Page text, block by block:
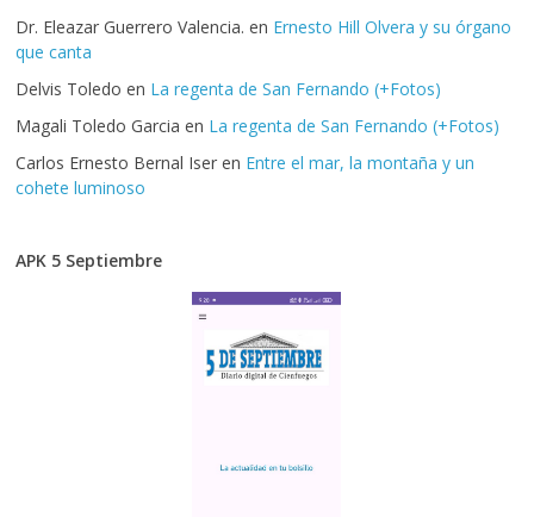
Dr. Eleazar Guerrero Valencia. en Ernesto Hill Olvera y su órgano
que canta
Delvis Toledo en La regenta de San Fernando (+Fotos)
Magali Toledo Garcia en La regenta de San Fernando (+Fotos)
Carlos Ernesto Bernal Iser en Entre el mar, la montaña y un
cohete luminoso
APK 5 Septiembre